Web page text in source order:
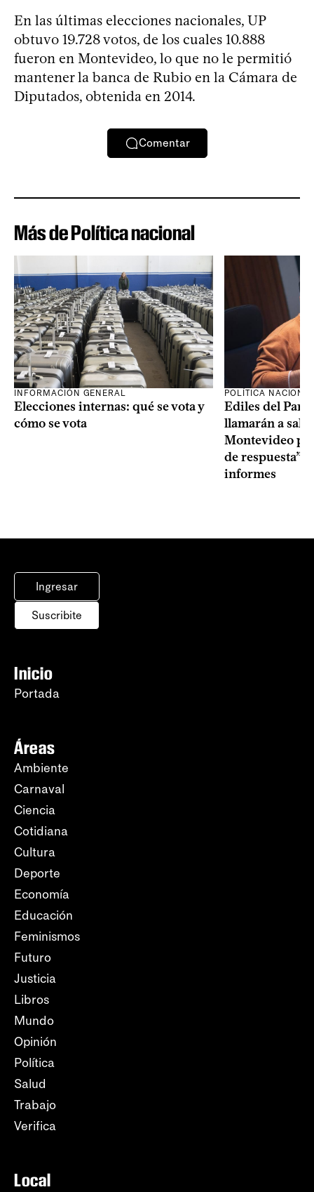
En las últimas elecciones nacionales, UP
obtuvo 19.728 votos, de los cuales 10.888
fueron en Montevideo, lo que no le permitió
mantener la banca de Rubio en la Cámara de
Diputados, obtenida en 2014.
Comentar
Más de Política nacional
INFORMACIÓN GENERAL
Elecciones internas: qué se vota y
cómo se vota
POLÍTICA
Ediles del
llamarán a sala
Montevideo
de respuesta”
informes
Ingresar
Suscribite
Inicio
Portada
Áreas
Ambiente
Carnaval
Ciencia
Cotidiana
Cultura
Deporte
Economía
Educación
Feminismos
Futuro
Justicia
Libros
Mundo
Opinión
Política
Salud
Trabajo
Verifica
Local